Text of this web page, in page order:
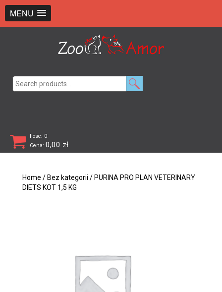
MENU
Ilosc: 0
Cena: 0,00 zł
Home / Bez kategorii / PURINA PRO PLAN VETERINARY
DIETS KOT 1,5 KG